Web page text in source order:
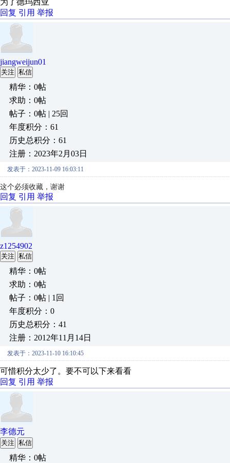
为了德玛西亚
回复 引用 举报
jiangweijun01
关注 私信
精华：0帖
求助：0帖
帖子：0帖 | 25回
年度积分：61
历史总积分：61
注册：2023年2月03日
发表于：2023-11-09 16:03:11
这个必须收藏，谢谢
回复 引用 举报
z1254902
关注 私信
精华：0帖
求助：0帖
帖子：0帖 | 1回
年度积分：0
历史总积分：41
注册：2012年11月14日
发表于：2023-11-10 16:10:45
可惜积分太少了。要不可以下来看看
回复 引用 举报
李德元
关注 私信
精华：0帖